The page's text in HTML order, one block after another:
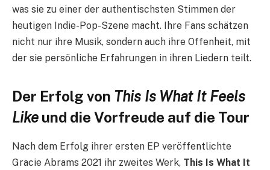
was sie zu einer der authentischsten Stimmen der
heutigen Indie-Pop-Szene macht. Ihre Fans schätzen
nicht nur ihre Musik, sondern auch ihre Offenheit, mit
der sie persönliche Erfahrungen in ihren Liedern teilt.
Der Erfolg von This Is What It Feels
Like und die Vorfreude auf die Tour
Nach dem Erfolg ihrer ersten EP veröffentlichte
Gracie Abrams 2021 ihr zweites Werk, This Is What It